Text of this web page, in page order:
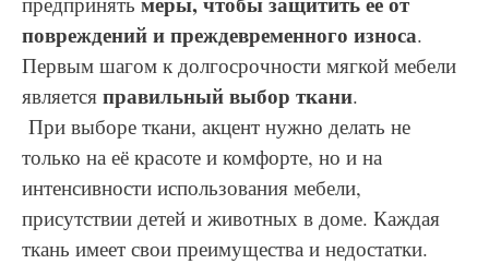
повреждений и преждевременного износа.
Первым шагом к долгосрочности мягкой мебели
является правильный выбор ткани.
При выборе ткани, акцент нужно делать не
только на её красоте и комфорте, но и на
интенсивности использования мебели,
присутствии детей и животных в доме. Каждая
ткань имеет свои преимущества и недостатки.